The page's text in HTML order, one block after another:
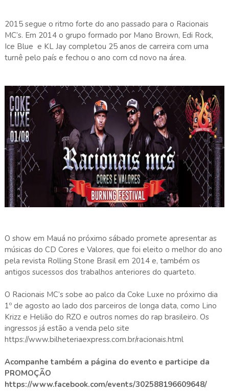
2015 segue o ritmo forte do ano passado para o Racionais
MC’s. Em 2014 o grupo formado por Mano Brown, Edi Rock,
Ice Blue e KL Jay completou 25 anos de carreira com uma
turnê pelo país e fechou o ano com cd novo na área.
O show em Mauá no próximo sábado promete apresentar as
músicas do CD Cores e Valores, que foi eleito o melhor do ano
pela revista Rolling Stone Brasil em 2014 e, também os
antigos sucessos dos trabalhos anteriores do quarteto.
O Racionais MC’s sobe ao palco da Coke Luxe no próximo dia
1º de agosto ao lado dos parceiros de longa data, como Lino
Krizz e Helião do RZO e outros nomes do rap brasileiro. Os
ingressos já estão a venda pelo site
https://www.bilheteriaexpress.com.br/racionais.html
Acompanhe também a página do evento e participe da
PROMOÇÃO
https://www.facebook.com/events/302588196609648/